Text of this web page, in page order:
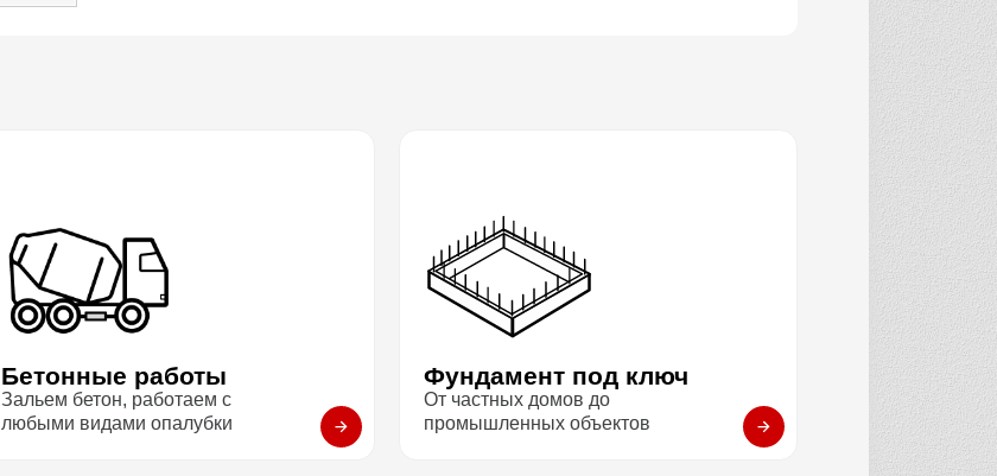
Бетонные работы
Зальем бетон, работаем с
любыми видами опалубки
Фундамент под ключ
От частных домов до
промышленных объектов